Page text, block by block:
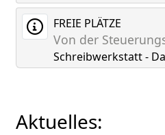
FREIE PLÄTZE
Von der
Schreibwerkstatt -
Aktuelles: